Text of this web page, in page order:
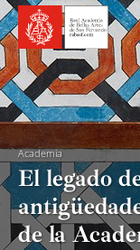
Ir
al
contenido
Academia
El legado
de la